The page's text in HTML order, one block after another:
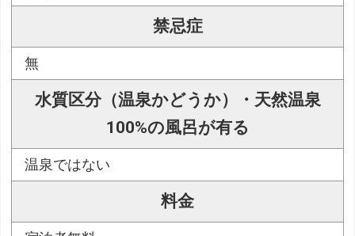
禁忌症
無
水質区分（温泉かどうか）・天然温泉
100%の風呂が有る
温泉ではない
料金